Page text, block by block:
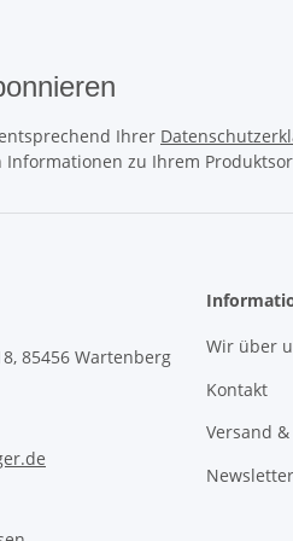
Ihrer
zu Ihrem
85456 Wartenberg
Wir über
Kontakt
Versand
Newsletter